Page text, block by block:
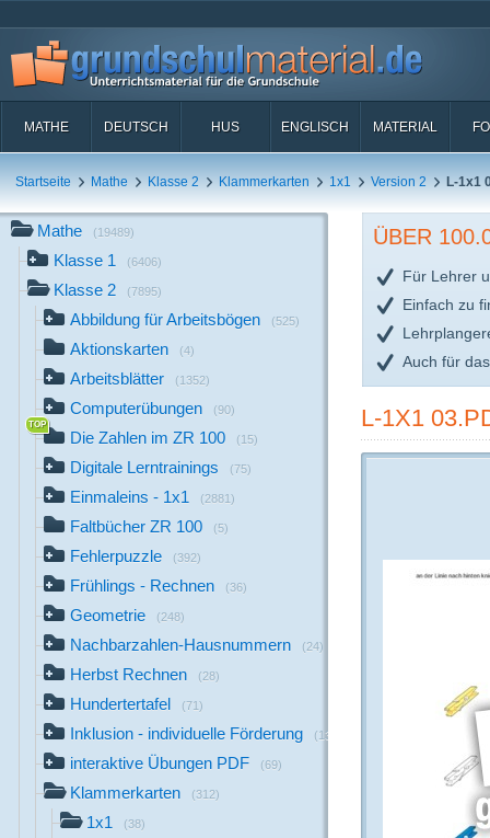
MATHE DEUTSCH HUS ENGLISCH MATERIAL
Startseite Mathe Klasse 2 Klammerkarten 1x1 Version 2 L-1x1
Mathe (19489)
Klasse 1 (6406)
Klasse 2 (7895)
Abbildung für Arbeitsbögen (525)
Aktionskarten (4)
Arbeitsblätter (1352)
Computerübungen (90)
Die Zahlen im ZR 100 (15)
Digitale Lerntrainings (75)
Einmaleins - 1x1 (2881)
Faltbücher ZR 100 (5)
Fehlerpuzzle (392)
Frühlings - Rechnen (36)
Geometrie (248)
Nachbarzahlen-Hausnummern (24)
Herbst Rechnen (28)
Hundertertafel (71)
Inklusion - individuelle Förderung (13)
interaktive Übungen PDF (69)
Klammerkarten (312)
1x1 (38)
ÜBER
Für Lehrer
Einfach zu
Auch für
L-1X1